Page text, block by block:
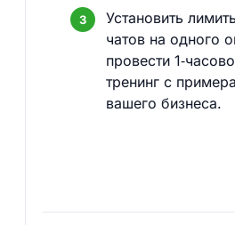
Установить
чатов на одного
провести
тренинг с
вашего бизнеса.